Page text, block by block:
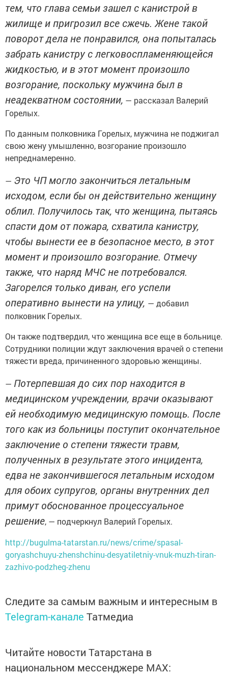
тем, что глава семьи зашел с канистрой в
жилище и пригрозил все сжечь. Жене такой
поворот дела не понравился, она попыталась
забрать канистру с легковоспламеняющейся
жидкостью, и в этот момент произошло
возгорание, поскольку мужчина был в
неадекватном состоянии, — рассказал Валерий
Горелых.
По данным полковника Горелых, мужчина не поджигал
свою жену умышленно, возгорание произошло
непреднамеренно.
— Это ЧП могло закончиться летальным
исходом, если бы он действительно женщину
облил. Получилось так, что женщина, пытаясь
спасти дом от пожара, схватила канистру,
чтобы вынести ее в безопасное место, в этот
момент и произошло возгорание. Отмечу
также, что наряд МЧС не потребовался.
Загорелся только диван, его успели
оперативно вынести на улицу, — добавил
полковник Горелых.
Он также подтвердил, что женщина все еще в больнице.
Сотрудники полиции ждут заключения врачей о степени
тяжести вреда, причиненного здоровью женщины.
— Потерпевшая до сих пор находится в
медицинском учреждении, врачи оказывают
ей необходимую медицинскую помощь. После
того как из больницы поступит окончательное
заключение о степени тяжести травм,
полученных в результате этого инцидента,
едва не закончившегося летальным исходом
для обоих супругов, органы внутренних дел
примут обоснованное процессуальное
решение, — подчеркнул Валерий Горелых.
http://bugulma-tatarstan.ru/news/crime/spasal-
goryashchuyu-zhenshchinu-desyatiletniy-vnuk-muzh-tiran-
zazhivo-podzheg-zhenu
Следите за самым важным и интересным в
Telegram-канале Татмедиа
Читайте новости Татарстана в
национальном мессенджере MАХ: